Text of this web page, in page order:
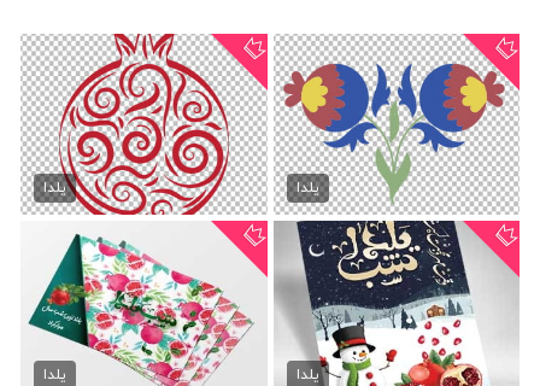
طرح وکتور یلدا لایه باز
49,000 تومان
یلدا
وکتور شب یلدا لایه باز
70,000 تومان
یلدا
تراکت شب چله psd
70,000 تومان
یلدا
تراکت شب یلدا psd
70,000 تومان
یلدا